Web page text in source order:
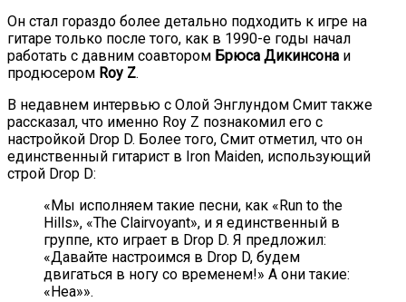
Он стал гораздо более детально подходить к игре на
гитаре только после того, как в 1990-е годы начал
работать с давним соавтором Брюса Дикинсона и
продюсером Roy Z.
В недавнем интервью с Олой Энглундом Смит также
рассказал, что именно Roy Z познакомил его с
настройкой Drop D. Более того, Смит отметил, что он
единственный гитарист в Iron Maiden, использующий
строй Drop D:
«Мы исполняем такие песни, как «Run to the
Hills», «The Clairvoyant», и я единственный в
группе, кто играет в Drop D. Я предложил:
«Давайте настроимся в Drop D, будем
двигаться в ногу со временем!» А они такие:
«Неа»».